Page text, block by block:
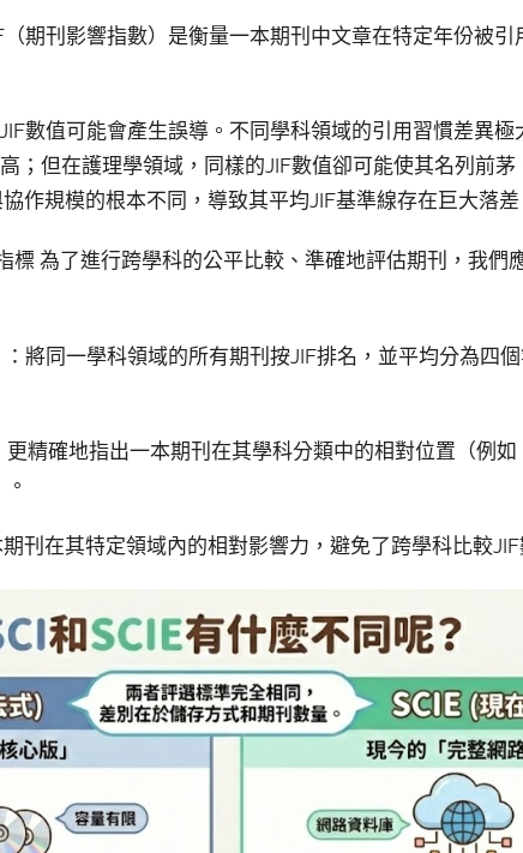
期刊影響指數）是衡量一本期刊中文章在特定年份被引
數值可能會產生誤導。不同學科領域的引用習慣差異
；但在護理學領域，同樣的JIF數值卻可能使其名列前
作規模的根本不同，導致其平均JIF基準線存在巨大落差
標 為了進行跨學科的公平比較、準確地評估期刊，我們
：將同一學科領域的所有期刊按JIF排名，並平均分為四個
更精確地指出一本期刊在其學科分類中的相對位置（例
刊在其特定領域內的相對影響力，避免了跨學科比較JIF